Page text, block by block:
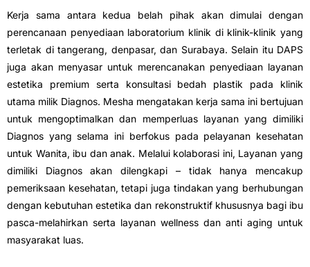
Kerja sama antara kedua belah pihak akan dimulai dengan
perencanaan penyediaan laboratorium klinik di klinik-klinik yang
terletak di tangerang, denpasar, dan Surabaya. Selain itu DAPS
juga akan menyasar untuk merencanakan penyediaan layanan
estetika premium serta konsultasi bedah plastik pada klinik
utama milik Diagnos. Mesha mengatakan kerja sama ini bertujuan
untuk mengoptimalkan dan memperluas layanan yang dimiliki
Diagnos yang selama ini berfokus pada pelayanan kesehatan
untuk Wanita, ibu dan anak. Melalui kolaborasi ini, Layanan yang
dimiliki Diagnos akan dilengkapi – tidak hanya mencakup
pemeriksaan kesehatan, tetapi juga tindakan yang berhubungan
dengan kebutuhan estetika dan rekonstruktif khususnya bagi ibu
pasca-melahirkan serta layanan wellness dan anti aging untuk
masyarakat luas.